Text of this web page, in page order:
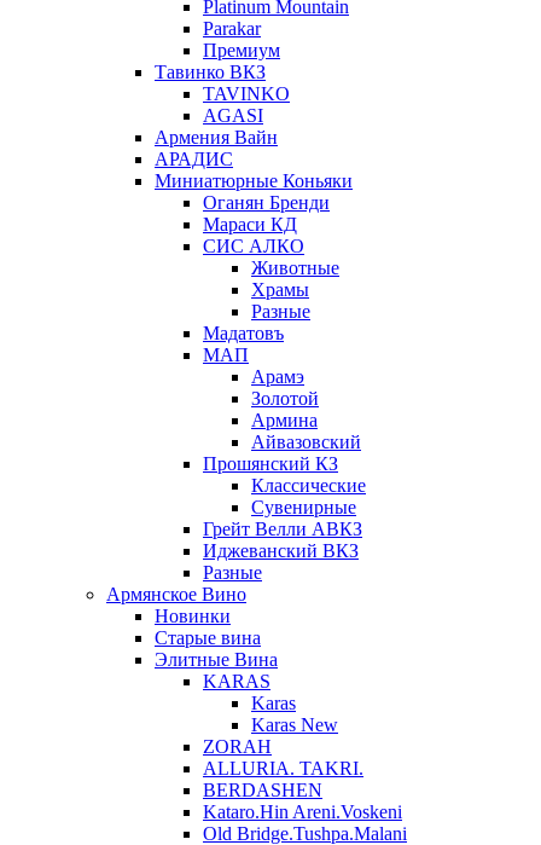
Platinum Mountain
Parakar
Премиум
Тавинко ВКЗ
TAVINKO
AGASI
Армения Вайн
АРАДИС
Миниатюрные Коньяки
Оганян Бренди
Мараси КД
СИС АЛКО
Животные
Храмы
Разные
Мадатовъ
МАП
Арамэ
Золотой
Армина
Айвазовский
Прошянский КЗ
Классические
Сувенирные
Грейт Велли АВКЗ
Иджеванский ВКЗ
Разные
Армянское Вино
Новинки
Старые вина
Элитные Вина
KARAS
Karas
Karas New
ZORAH
ALLURIA. TAKRI.
BERDASHEN
Kataro.Hin Areni.Voskeni
Old Bridge.Tushpa.Malani